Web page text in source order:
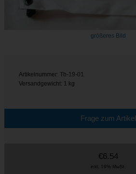
größeres Bild
Artikelnummer: Tb-19-01
Versandgewicht: 1 kg
Frage zum Artikel
€6.54
inkl. 19% MwSt.